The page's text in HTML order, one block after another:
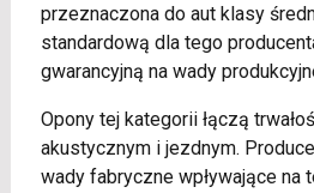
przeznaczona do aut klasy
standardową dla tego
gwarancyjną na wady
Opony tej kategorii łączą
akustycznym i jezdnym.
wady fabryczne wpływające na